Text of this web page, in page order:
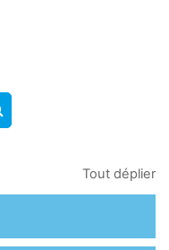
DES
Tout déplier